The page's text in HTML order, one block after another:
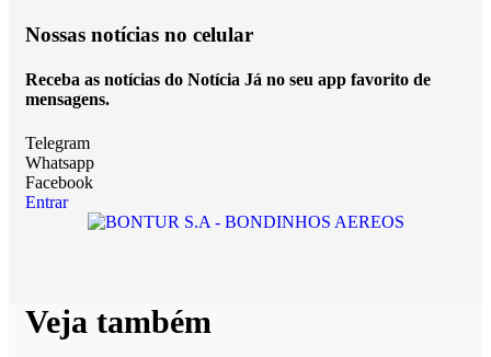
Nossas notícias no celular
Receba as notícias do Notícia Já no seu app favorito de
mensagens.
Telegram
Whatsapp
Facebook
Entrar
Veja também